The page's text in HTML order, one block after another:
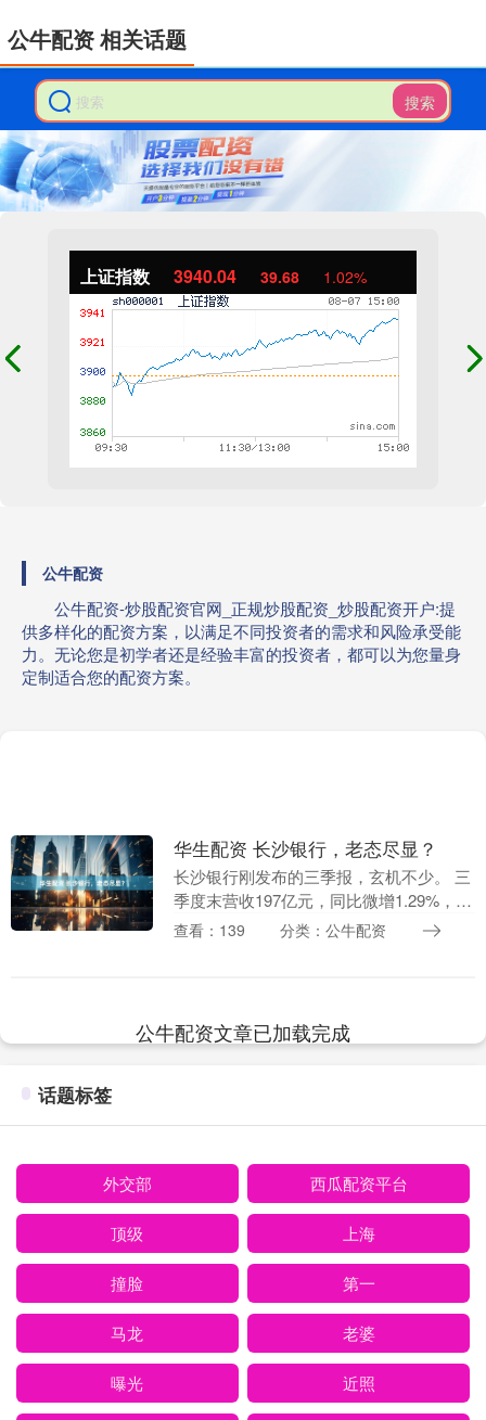
搜索
上证指数 3940.04 39.68 1.02%
公牛配资
公牛配资-炒股配资官网_正规炒股配资_炒股配资开户:提
供多样化的配资方案，以满足不同投资者的需求和风险承受能
力。无论您是初学者还是经验丰富的投资者，都可以为您量身
定制适合您的配资方案。
公牛配资 相关话题
华生配资 长沙银行，老态尽显？
长沙银行刚发布的三季报，玄机不少。 三
季度末营收197亿元，同比微增1.29%，净
利润近66亿，同比增长6%，不良率
查看：139 分类：公牛配资
公牛配资文章已加载完成
话题标签
外交部 西瓜配资平台
顶级 上海
撞脸 第一
马龙 老婆
曝光 近照